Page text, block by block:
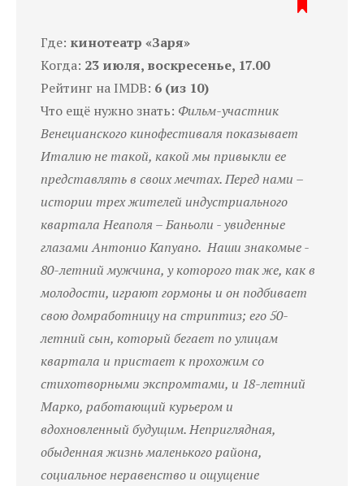
Где: кинотеатр «Заря»
Когда: 23 июля, воскресенье, 17.00
Рейтинг на IMDB: 6 (из 10)
Что ещё нужно знать: Фильм-участник
Венецианского кинофестиваля показывает
Италию не такой, какой мы привыкли ее
представлять в своих мечтах. Перед нами –
истории трех жителей индустриального
квартала Неаполя – Баньоли - увиденные
глазами Антонио Капуано. Наши знакомые -
80-летний мужчина, у которого так же, как в
молодости, играют гормоны и он подбивает
свою домработницу на стриптиз; его 50-
летний сын, который бегает по улицам
квартала и пристает к прохожим со
стихотворными экспромтами, и 18-летний
Марко, работающий курьером и
вдохновленный будущим. Неприглядная,
обыденная жизнь маленького района,
социальное неравенство и ощущение